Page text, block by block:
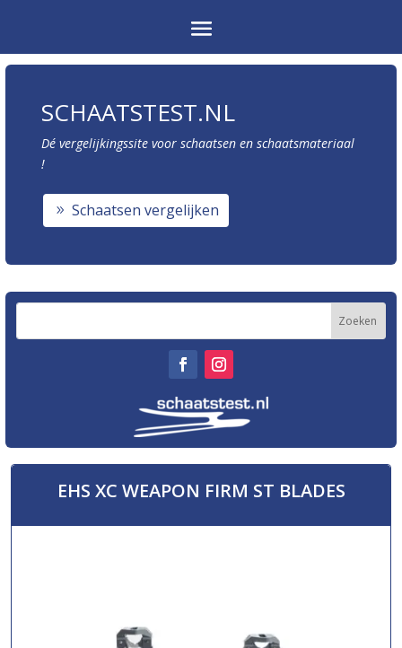
SCHAATSTEST.NL
Dé vergelijkingssite voor schaatsen en schaatsmateriaal
!
Schaatsen vergelijken
EHS XC WEAPON FIRM ST BLADES